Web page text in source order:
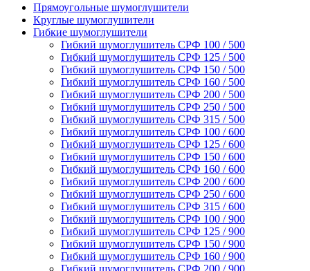
Прямоугольные шумоглушители
Круглые шумоглушители
Гибкие шумоглушители
Гибкий шумоглушитель СРФ 100 / 500
Гибкий шумоглушитель СРФ 125 / 500
Гибкий шумоглушитель СРФ 150 / 500
Гибкий шумоглушитель СРФ 160 / 500
Гибкий шумоглушитель СРФ 200 / 500
Гибкий шумоглушитель СРФ 250 / 500
Гибкий шумоглушитель СРФ 315 / 500
Гибкий шумоглушитель СРФ 100 / 600
Гибкий шумоглушитель СРФ 125 / 600
Гибкий шумоглушитель СРФ 150 / 600
Гибкий шумоглушитель СРФ 160 / 600
Гибкий шумоглушитель СРФ 200 / 600
Гибкий шумоглушитель СРФ 250 / 600
Гибкий шумоглушитель СРФ 315 / 600
Гибкий шумоглушитель СРФ 100 / 900
Гибкий шумоглушитель СРФ 125 / 900
Гибкий шумоглушитель СРФ 150 / 900
Гибкий шумоглушитель СРФ 160 / 900
Гибкий шумоглушитель СРФ 200 / 900